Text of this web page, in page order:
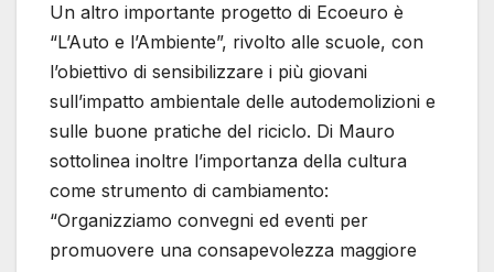
Un altro importante progetto di Ecoeuro è
“L’Auto e l’Ambiente”, rivolto alle scuole, con
l’obiettivo di sensibilizzare i più giovani
sull’impatto ambientale delle autodemolizioni e
sulle buone pratiche del riciclo. Di Mauro
sottolinea inoltre l’importanza della cultura
come strumento di cambiamento:
“Organizziamo convegni ed eventi per
promuovere una consapevolezza maggiore